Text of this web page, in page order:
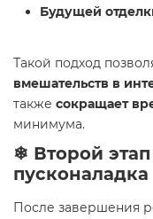
Будущей
Такой подход
вмешательств в
также сокращает
минимума.
❄ Второй
пусконаладка
После завершения